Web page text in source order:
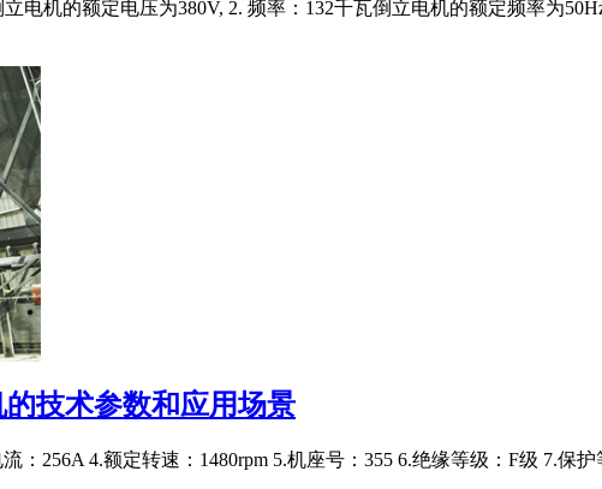
电机的额定电压为380V, 2. 频率：132千瓦倒立电机的额定频率为
技术参数和应用场景
：256A 4.额定转速：1480rpm 5.机座号：355 6.绝缘等级：F级 7.保